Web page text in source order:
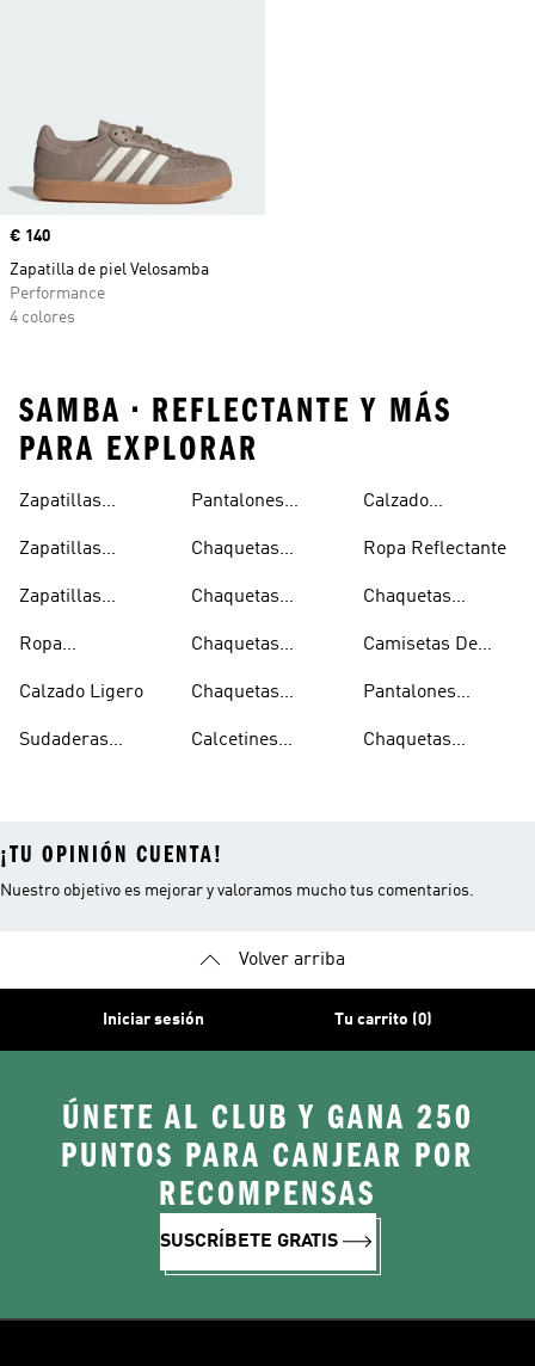
Precio
€ 140
Zapatilla de piel Velosamba
Performance
4 colores
SAMBA • REFLECTANTE Y MÁS
PARA EXPLORAR
Zapatillas
Mujer
Zapatillas
Hombre
Zapatillas
Niños
Ropa
Calzado Ligero
Sudaderas
Capucha
Pantalones
Ligeros
Chaquetas
Chaquetas
Chaquetas
Hombre
Chaquetas
Mujer
Calcetines
Calzado
Ropa Reflectante
Chaquetas
Camisetas De
Pantalones
Chaquetas
¡TU OPINIÓN CUENTA!
Nuestro objetivo es mejorar y valoramos mucho tus comentarios.
Volver arriba
Iniciar sesión Tu carrito (0)
ÚNETE AL CLUB Y GANA 250
PUNTOS PARA CANJEAR POR
RECOMPENSAS
SUSCRÍBETE GRATIS